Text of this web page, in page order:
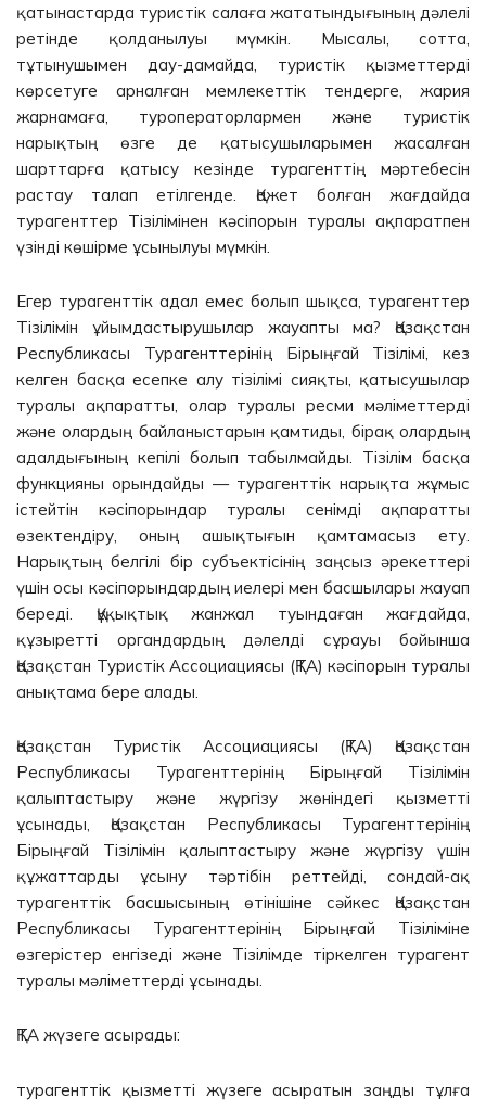
қатынастарда туристік салаға жататындығының дәлелі
ретінде қолданылуы мүмкін. Мысалы, сотта,
тұтынушымен дау-дамайда, туристік қызметтерді
көрсетуге арналған мемлекеттік тендерге, жария
жарнамаға, туроператорлармен және туристік
нарықтың өзге де қатысушыларымен жасалған
шарттарға қатысу кезінде турагенттің мәртебесін
растау талап етілгенде. Қажет болған жағдайда
турагенттер Тізілімінен кәсіпорын туралы ақпаратпен
үзінді көшірме ұсынылуы мүмкін.
Егер турагенттік адал емес болып шықса, турагенттер
Тізілімін ұйымдастырушылар жауапты ма? Қазақстан
Республикасы Турагенттерінің Бірыңғай Тізілімі, кез
келген басқа есепке алу тізілімі сияқты, қатысушылар
туралы ақпаратты, олар туралы ресми мәліметтерді
және олардың байланыстарын қамтиды, бірақ олардың
адалдығының кепілі болып табылмайды. Тізілім басқа
функцияны орындайды — турагенттік нарықта жұмыс
істейтін кәсіпорындар туралы сенімді ақпаратты
өзектендіру, оның ашықтығын қамтамасыз ету.
Нарықтың белгілі бір субъектісінің заңсыз әрекеттері
үшін осы кәсіпорындардың иелері мен басшылары жауап
береді. Құқықтық жанжал туындаған жағдайда,
құзыретті органдардың дәлелді сұрауы бойынша
Қазақстан Туристік Ассоциациясы (ҚТА) кәсіпорын туралы
анықтама бере алады.
Қазақстан Туристік Ассоциациясы (ҚТА) Қазақстан
Республикасы Турагенттерінің Бірыңғай Тізілімін
қалыптастыру және жүргізу жөніндегі қызметті
ұсынады, Қазақстан Республикасы Турагенттерінің
Бірыңғай Тізілімін қалыптастыру және жүргізу үшін
құжаттарды ұсыну тәртібін реттейді, сондай-ақ
турагенттік басшысының өтінішіне сәйкес Қазақстан
Республикасы Турагенттерінің Бірыңғай Тізіліміне
өзгерістер енгізеді және Тізілімде тіркелген турагент
туралы мәліметтерді ұсынады.
ҚТА жүзеге асырады:
турагенттік қызметті жүзеге асыратын заңды тұлға